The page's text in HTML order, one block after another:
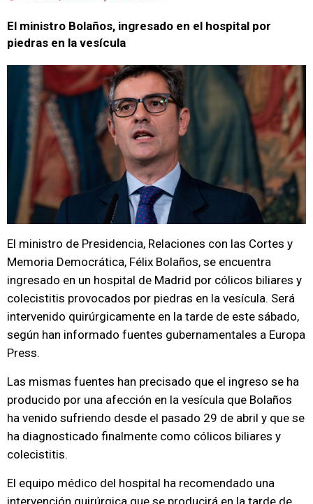
El ministro Bolaños, ingresado en el hospital por
piedras en la vesícula
El ministro de Presidencia, Relaciones con las Cortes y
Memoria Democrática, Félix Bolaños, se encuentra
ingresado en un hospital de Madrid por cólicos biliares y
colecistitis provocados por piedras en la vesícula. Será
intervenido quirúrgicamente en la tarde de este sábado,
según han informado fuentes gubernamentales a Europa
Press.
Las mismas fuentes han precisado que el ingreso se ha
producido por una afección en la vesícula que Bolaños
ha venido sufriendo desde el pasado 29 de abril y que se
ha diagnosticado finalmente como cólicos biliares y
colecistitis.
El equipo médico del hospital ha recomendado una
intervención quirúrgica que se producirá en la tarde de